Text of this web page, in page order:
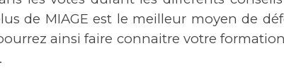
de MIAGE est le meilleur moyen de
ainsi faire connaitre votre